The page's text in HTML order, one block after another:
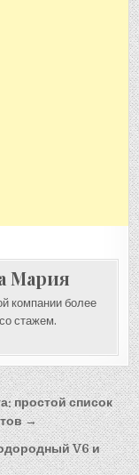
Мария
компании более
стажем.
простой список
→
V6 и